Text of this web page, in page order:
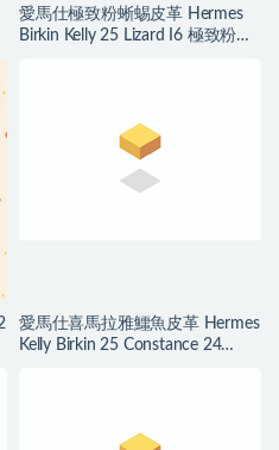
愛馬仕極致粉蜥蜴皮革 Hermes
Birkin Kelly 25 Lizard I6 極致粉
愛馬仕喜馬拉雅鱷魚皮革 Hermes
Kelly Birkin 25 Constance 24